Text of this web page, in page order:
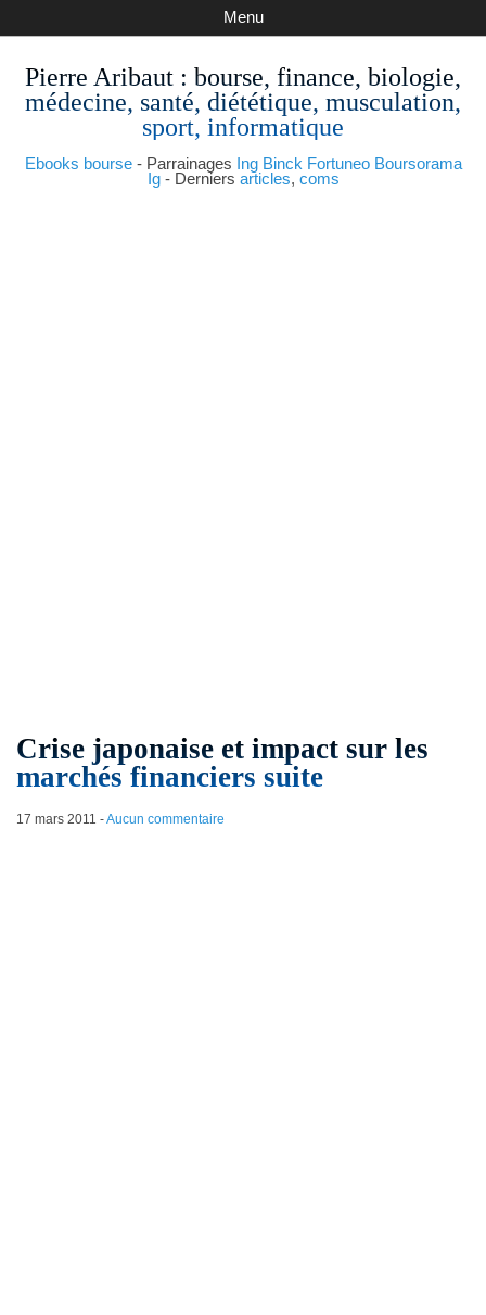
Pierre Aribaut : bourse, finance, biologie,
médecine, santé, diététique, musculation,
sport, informatique
Ebooks bourse- Parrainages Ing Binck Fortuneo Boursorama
Ig- Derniers articles, coms
Menu
Crise japonaise et impact sur les
marchés financiers suite
17 mars 2011 -Aucun commentaire